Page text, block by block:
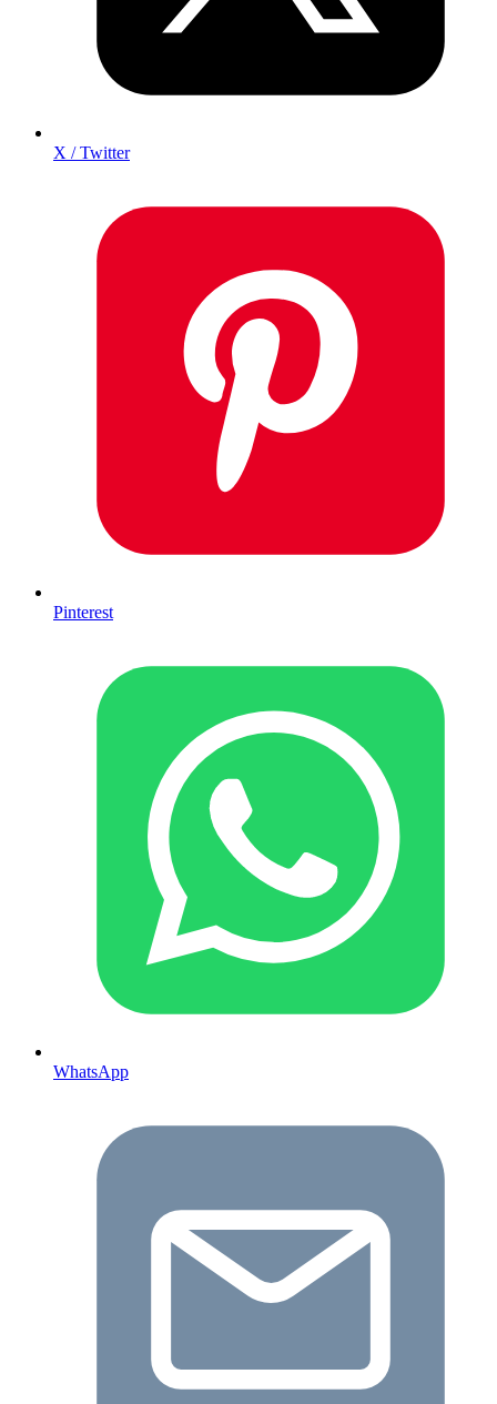
X / Twitter
Pinterest
WhatsApp